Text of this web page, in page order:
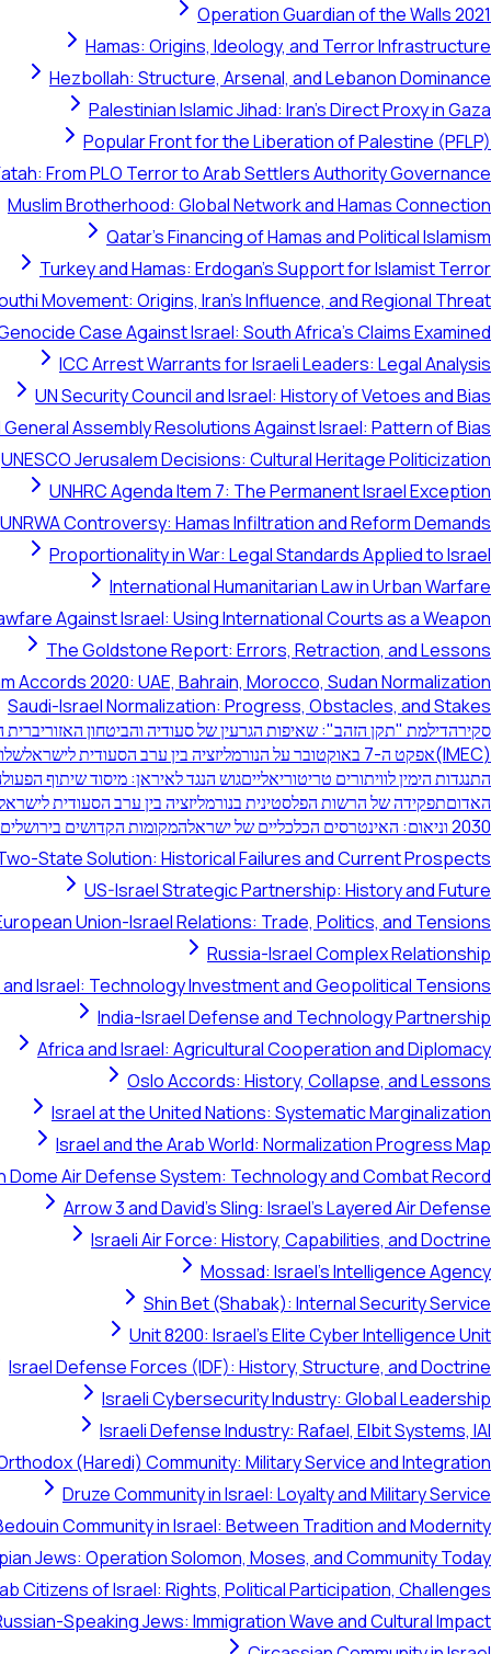
Operation Guardian of the Walls 2021
Hamas: Origins, Ideology, and Terror Infrastructure
Hezbollah: Structure, Arsenal, and Lebanon Dominance
Palestinian Islamic Jihad: Iran's Direct Proxy in Gaza
Popular Front for the Liberation of Palestine (PFLP)
From PLO Terror to Arab Settlers Authority Governance
Muslim Brotherhood: Global Network and Hamas Connection
Qatar's Financing of Hamas and Political Islamism
Turkey and Hamas: Erdogan's Support for Islamist Terror
Movement: Origins, Iran's Influence, and Regional Threat
Case Against Israel: South Africa's Claims Examined
ICC Arrest Warrants for Israeli Leaders: Legal Analysis
UN Security Council and Israel: History of Vetoes and Bias
General Assembly Resolutions Against Israel: Pattern of Bias
UNESCO Jerusalem Decisions: Cultural Heritage Politicization
UNHRC Agenda Item 7: The Permanent Israel Exception
UNRWA Controversy: Hamas Infiltration and Reform Demands
Proportionality in War: Legal Standards Applied to Israel
International Humanitarian Law in Urban Warfare
Against Israel: Using International Courts as a Weapon
The Goldstone Report: Errors, Retraction, and Lessons
Accords 2020: UAE, Bahrain, Morocco, Sudan Normalization
Saudi-Israel Normalization: Progress, Obstacles, and Stakes
סקירהדילמת "תקן הזהב": שאיפות הגרעין של סעודיה והביטחון האזוריברית
(IMEC)
אפקט ה-7 באוקטובר על הנורמליזציה בין ערב הסעודית לישראל
התנגדות הימין לוויתורים טריטוריאלייםגוש הנגד לאיראן: מיסוד שיתוף
האדוםתפקידה של הרשות הפלסטינית בנורמליזציה בין ערב הסעודית
2030 וניאום: האינטרסים הכלכליים של ישראל
המקומות הקדושים
State Solution: Historical Failures and Current Prospects
US-Israel Strategic Partnership: History and Future
Union-Israel Relations: Trade, Politics, and Tensions
Russia-Israel Complex Relationship
and Israel: Technology Investment and Geopolitical Tensions
India-Israel Defense and Technology Partnership
Africa and Israel: Agricultural Cooperation and Diplomacy
Oslo Accords: History, Collapse, and Lessons
Israel at the United Nations: Systematic Marginalization
Israel and the Arab World: Normalization Progress Map
Dome Air Defense System: Technology and Combat Record
Arrow 3 and David's Sling: Israel's Layered Air Defense
Israeli Air Force: History, Capabilities, and Doctrine
Mossad: Israel's Intelligence Agency
Shin Bet (Shabak): Internal Security Service
Unit 8200: Israel's Elite Cyber Intelligence Unit
Israel Defense Forces (IDF): History, Structure, and Doctrine
Israeli Cybersecurity Industry: Global Leadership
Israeli Defense Industry: Rafael, Elbit Systems, IAI
(Haredi) Community: Military Service and Integration
Druze Community in Israel: Loyalty and Military Service
Community in Israel: Between Tradition and Modernity
Jews: Operation Solomon, Moses, and Community Today
Citizens of Israel: Rights, Political Participation, Challenges
Speaking Jews: Immigration Wave and Cultural Impact